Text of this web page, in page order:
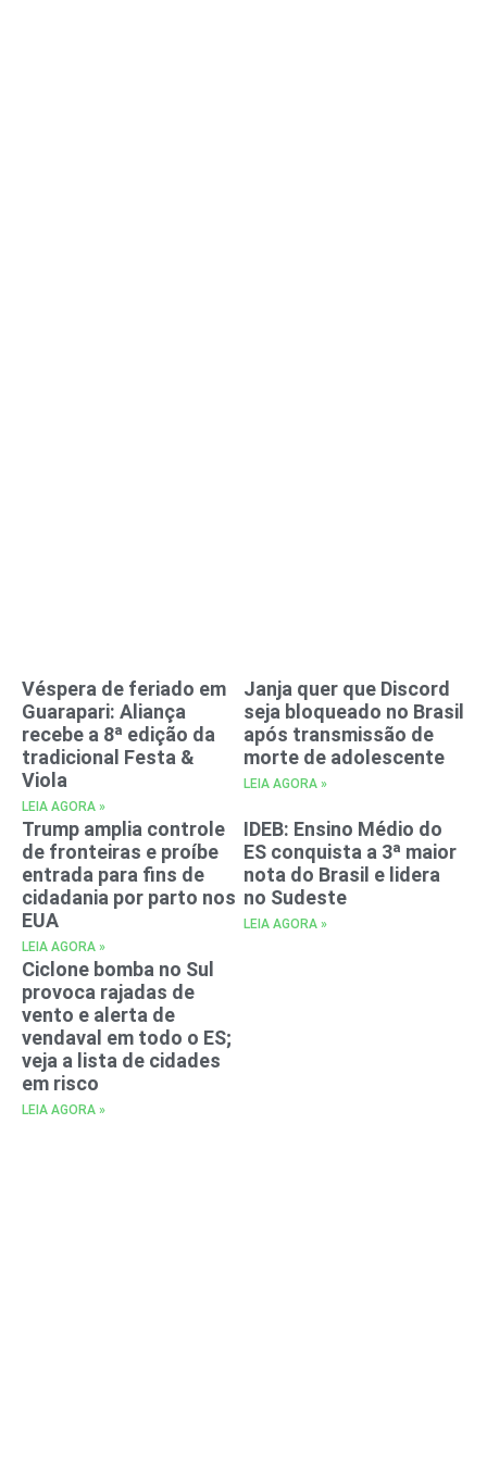
Véspera de feriado em
Guarapari: Aliança
recebe a 8ª edição da
tradicional Festa &
Viola
LEIA AGORA »
Janja quer que Discord
seja bloqueado no Brasil
após transmissão de
morte de adolescente
LEIA AGORA »
Trump amplia controle
de fronteiras e proíbe
entrada para fins de
cidadania por parto nos
EUA
LEIA AGORA »
IDEB: Ensino Médio do
ES conquista a 3ª maior
nota do Brasil e lidera
no Sudeste
LEIA AGORA »
Ciclone bomba no Sul
provoca rajadas de
vento e alerta de
vendaval em todo o ES;
veja a lista de cidades
em risco
LEIA AGORA »